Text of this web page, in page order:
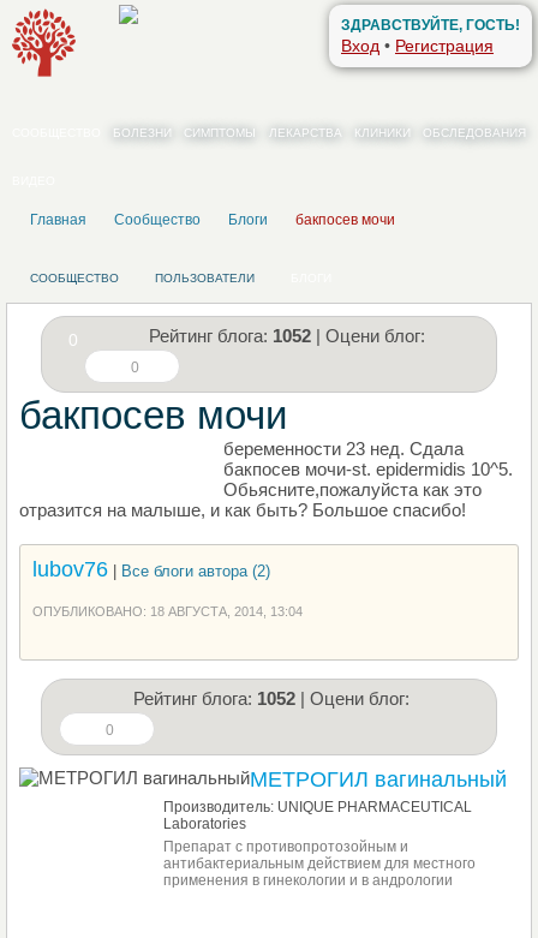
ЗДРАВСТВУЙТЕ, ГОСТЬ!
Вход • Регистрация
БОЛЕЗНИ СИМПТОМЫ ЛЕКАРСТВА КЛИНИКИ ОБСЛЕДОВАНИЯ
Главная Сообщество Блоги бакпосев мочи
СООБЩЕСТВО ПОЛЬЗОВАТЕЛИ
0 Рейтинг блога: 1052 | Оцени блог:
0
бакпосев мочи
беременности 23 нед. Сдала
бакпосев мочи-st. epidermidis 10^5.
Обьясните,пожалуйста как это
отразится на малыше, и как быть? Большое спасибо!
lubov76 Все блоги автора (2)
ОПУБЛИКОВАНО: 18 АВГУСТА, 2014, 13:04
Рейтинг блога: 1052 | Оцени блог:
0
МЕТРОГИЛ вагинальный
Производитель: UNIQUE PHARMACEUTICAL
Laboratories
Препарат с противопротозойным и
антибактериальным действием для местного
применения в гинекологии и в андрологии